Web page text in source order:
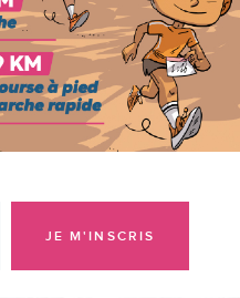
JE M'INSCRIS